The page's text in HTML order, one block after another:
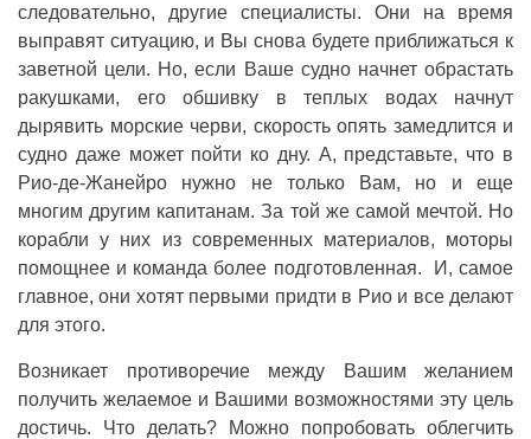
следовательно, другие специалисты. Они на время
выправят ситуацию, и Вы снова будете приближаться к
заветной цели. Но, если Ваше судно начнет обрастать
ракушками, его обшивку в теплых водах начнут
дырявить морские черви, скорость опять замедлится и
судно даже может пойти ко дну. А, представьте, что в
Рио-де-Жанейро нужно не только Вам, но и еще
многим другим капитанам. За той же самой мечтой. Но
корабли у них из современных материалов, моторы
помощнее и команда более подготовленная. И, самое
главное, они хотят первыми придти в Рио и все делают
для этого.
Возникает противоречие между Вашим желанием
получить желаемое и Вашими возможностями эту цель
достичь. Что делать? Можно попробовать облегчить